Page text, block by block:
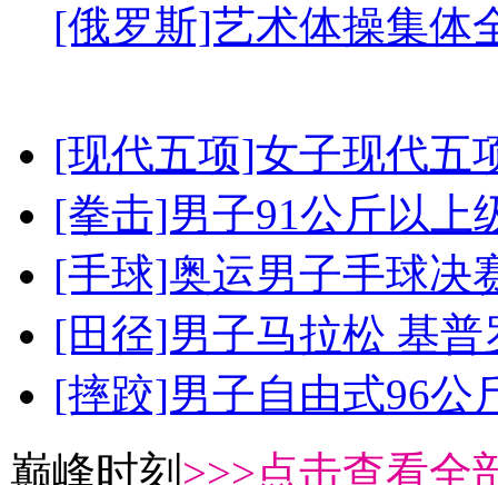
[俄罗斯]艺术体操集体
[现代五项]女子现代五
[拳击]男子91公斤以上
[手球]奥运男子手球决
[田径]男子马拉松 基
[摔跤]男子自由式96公
巅峰时刻 >>>点击查看全